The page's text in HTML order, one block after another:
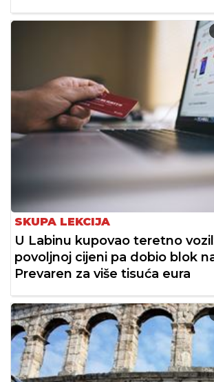
SKUPA LEKCIJA
U Labinu kupovao teretno
povoljnoj cijeni pa dobio blok
Prevaren za više tisuća eura